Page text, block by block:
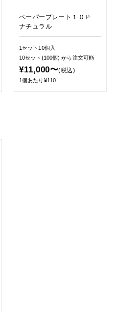
ペーパープレート１０Ｐ
ナチュラル
1セット10個入
10セット(100個)から注文可能
¥11,000〜(税込)
1個あたり¥110